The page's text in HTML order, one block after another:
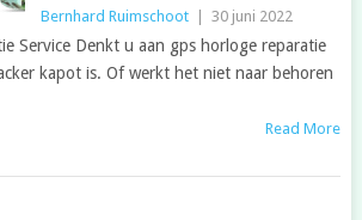
Bernhard Ruimschoot 30 juni 2022
Service Denkt u aan gps horloge reparatie
kapot is. Of werkt het niet naar behoren
Read More